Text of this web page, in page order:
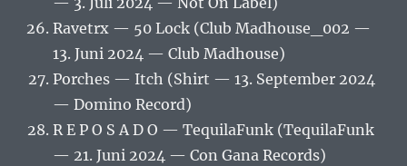
Ravetrx — 50 Lock (Club Madhouse_002 —
13. Juni 2024 — Club Madhouse)
Porches — Itch (Shirt — 13. September 2024
— Domino Record)
R E P O S A D O — TequilaFunk (TequilaFunk
— 21. Juni 2024 — Con Gana Records)